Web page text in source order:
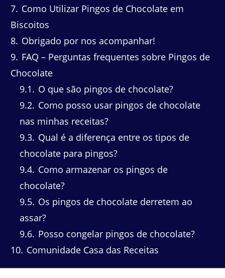
7 Como Utilizar Pingos de Chocolate em
Biscoitos
8 Obrigado por nos acompanhar!
9 FAQ – Perguntas frequentes sobre Pingos de
Chocolate
9.1
O que são pingos de chocolate?
9.2 Como posso usar pingos de chocolate
nas minhas receitas?
9.3 Qual é a diferença entre os tipos de
chocolate para pingos?
9.4 Como armazenar os pingos de
chocolate?
9.5 Os pingos de chocolate derretem ao
assar?
9.6 Posso congelar pingos de chocolate?
10 Comunidade Casa das Receitas